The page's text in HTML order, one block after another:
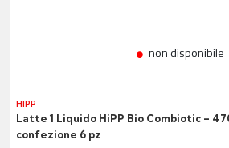
non disponibile
HIPP
Latte 1 Liquido HiPP Bio Combiotic –
confezione 6 pz